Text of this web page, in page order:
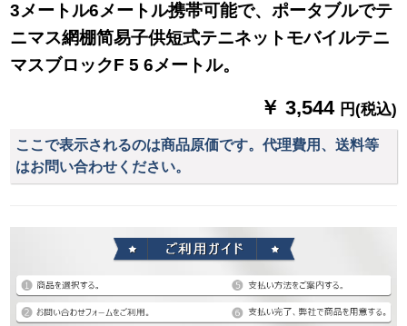
3メートル6メートル携帯可能で、ポータブルでテ
ニマス網棚简易子供短式テニネットモバイルテニ
マスブロックF 5 6メートル。
￥ 3,544 円(税込)
ここで表示されるのは商品原価です。代理費用、送料等
はお問い合わせください。